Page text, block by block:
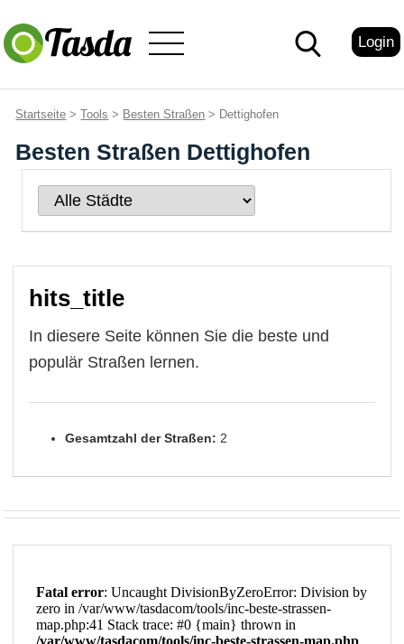
Login
Startseite >Tools > Besten Straßen > Dettighofen
Besten Straßen Dettighofen
hits_title
In diesere Seite können Sie die beste und
populär Straßen lernen.
Gesamtzahl der Straßen: 2